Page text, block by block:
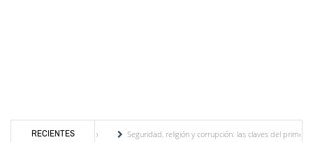
RECIENTES
turístico merideño
Seguridad, religión y corrupción: las claves del primer